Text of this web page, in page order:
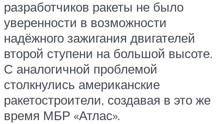
разработчиков ракеты не было
уверенности в возможности
надёжного зажигания двигателей
второй ступени на большой высоте.
С аналогичной проблемой
столкнулись американские
ракетостроители, создавая в это же
время МБР «Атлас».